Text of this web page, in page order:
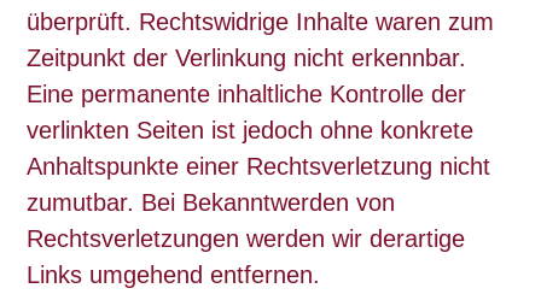
überprüft. Rechtswidrige Inhalte waren zum
Zeitpunkt der Verlinkung nicht erkennbar.
Eine permanente inhaltliche Kontrolle der
verlinkten Seiten ist jedoch ohne konkrete
Anhaltspunkte einer Rechtsverletzung nicht
zumutbar. Bei Bekanntwerden von
Rechtsverletzungen werden wir derartige
Links umgehend entfernen.